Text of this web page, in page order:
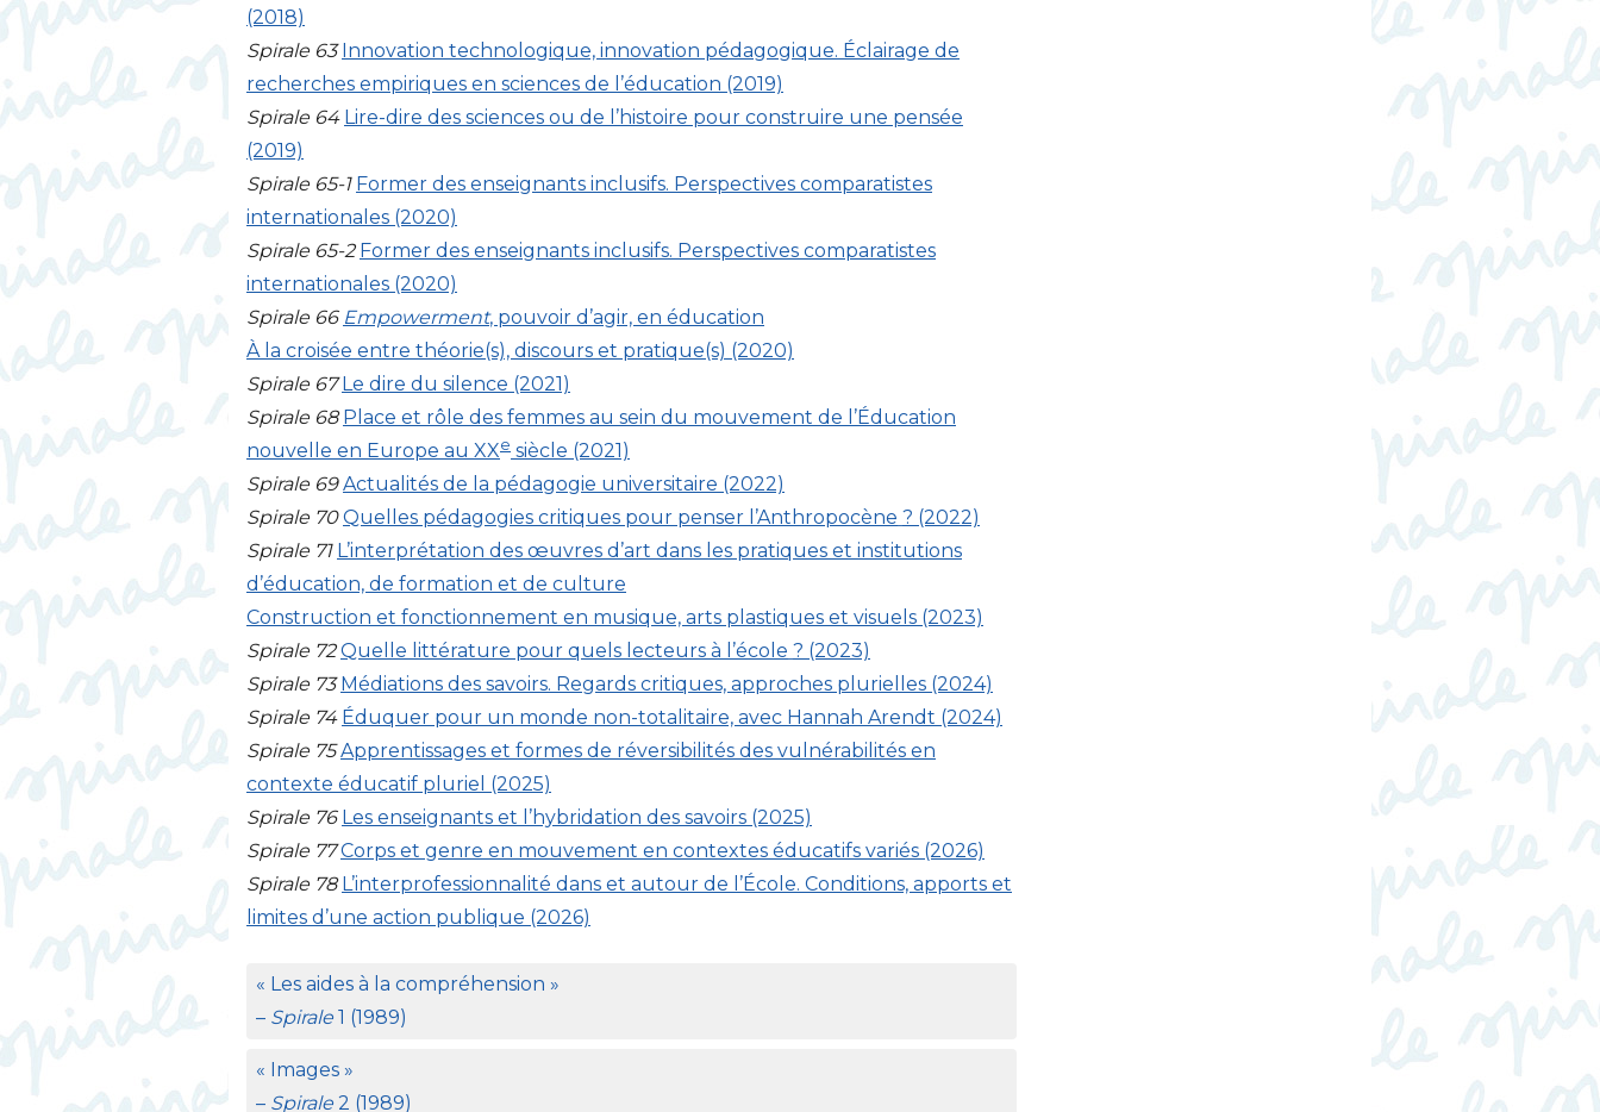
(2018)
Spirale 63 Innovation technologique, innovation pédagogique. Éclairage de
recherches empiriques en sciences de l’éducation (2019)
Spirale 64 Lire-dire des sciences ou de l’histoire pour construire une pensée
(2019)
Spirale 65-1 Former des enseignants inclusifs. Perspectives comparatistes
internationales (2020)
Spirale 65-2 Former des enseignants inclusifs. Perspectives comparatistes
internationales (2020)
Spirale 66 Empowerment, pouvoir d’agir, en éducation
À la croisée entre théorie(s), discours et pratique(s) (2020)
Spirale 67 Le dire du silence (2021)
Spirale 68 Place et rôle des femmes au sein du mouvement de l’Éducation
nouvelle en Europe au XXe siècle (2021)
Spirale 69 Actualités de la pédagogie universitaire (2022)
Spirale 70 Quelles pédagogies critiques pour penser l’Anthropocène ? (2022)
Spirale 71 L’interprétation des œuvres d’art dans les pratiques et institutions
d’éducation, de formation et de culture
Construction et fonctionnement en musique, arts plastiques et visuels (2023)
Spirale 72 Quelle littérature pour quels lecteurs à l’école ? (2023)
Spirale 73 Médiations des savoirs. Regards critiques, approches plurielles (2024)
Spirale 74 Éduquer pour un monde non-totalitaire, avec Hannah Arendt (2024)
Spirale 75 Apprentissages et formes de réversibilités des vulnérabilités en
contexte éducatif pluriel (2025)
Spirale 76 Les enseignants et l’hybridation des savoirs (2025)
Spirale 77 Corps et genre en mouvement en contextes éducatifs variés (2026)
Spirale 78 L’interprofessionnalité dans et autour de l’École. Conditions, apports et
limites d’une action publique (2026)
« Les aides à la compréhension »
– Spirale1 (1989)
« Images »
– Spirale2 (1989)